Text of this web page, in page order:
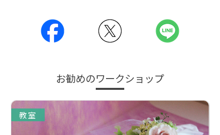
お勧めのワークショップ
教室